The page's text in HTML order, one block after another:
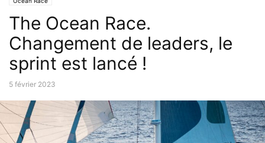
The Ocean Race.
Changement de leaders, le
sprint est lancé !
5 février 2023